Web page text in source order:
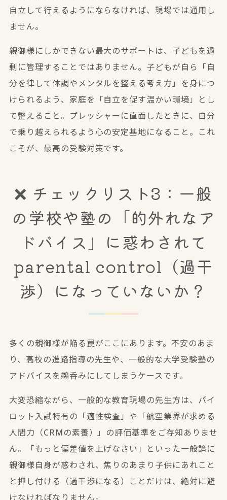
自立して行えるようにならなければ、現場では通用し
ません。
親御様にしかできない最大のサポートは、子どもを過
剰に管理することではありません。子どもが自ら「自
分を律して体調やメンタルを整える考え方」を身につ
けられるよう、家庭を「自立を促す温かい環境」とし
て整えること。プレッシャーに直面したときに、自分
で乗り越えられるよう心の安定基地になること。これ
こそが、最高の受験対策です。
❌ チェックリスト3：一般
の学校や塾の「的外れなア
ドバイス」に惑わされて
parental control（過干
渉）になっていないか？
多くの親御様が陥る罠がここにあります。不安のあま
り、高校の進路指導の先生や、一般的な大学受験塾の
アドバイスを鵜呑みにしてしまうケースです。
大変恐縮ながら、一般的な教育現場の先生方は、パイ
ロット入試特有の「適性検査」や「航空業界が求める
人間力（CRMの素養）」の評価基準をご存知ありませ
ん。「もっと偏差値を上げなさい」といった一般論に
親御様自身が惑わされ、焦りのあまり子供にあれこと
と押し付ける（過干渉になる）ことだけは、絶対に避
けなければなりません。